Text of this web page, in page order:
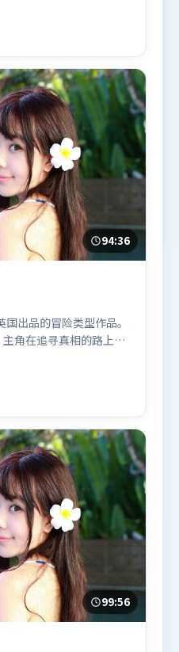
，长泽雅美、奥卡菲
佳音等联袂出演。影片
94:36
出品的冒险类型作品。
角在追寻真相的路上不
度高，情绪释放与主题
，全智贤、李政宰、木
影片于2024年5月8日
99:56